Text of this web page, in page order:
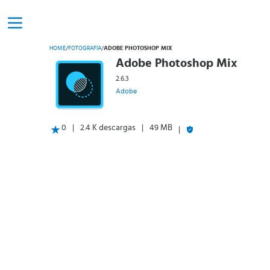
HOME/FOTOGRAFÍA/ADOBE PHOTOSHOP MIX
Adobe Photoshop Mix
2.6.3
Adobe
0 2.4 K descargas 49 MB